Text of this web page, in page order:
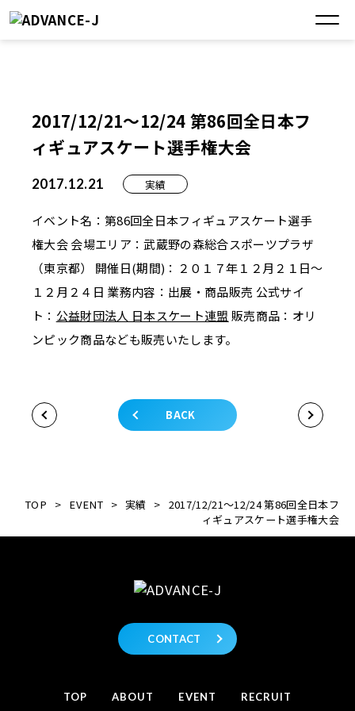
2017/12/21～12/24 第86回全日本フ
ィギュアスケート選手権大会
2017.12.21 実績
イベント名：第86回全日本フィギュアスケート選手
権大会 会場エリア：武蔵野の森総合スポーツプラザ
（東京都） 開催日(期間)：２０１７年１２月２１日～
１２月２４日 業務内容：出展・商品販売 公式サイ
ト： 公益財団法人 日本スケート連盟 販売商品：オリ
ンピック商品なども販売いたします。
BACK
TOP > EVENT > 実績 > 2017/12/21～12/24 第86回全日本フ
ィギュアスケート選手権大会
CONTACT
TOP ABOUT EVENT RECRUIT